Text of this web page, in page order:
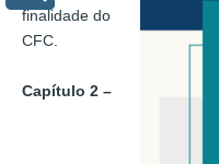
finalidade do
CFC.
Capítulo 2 –